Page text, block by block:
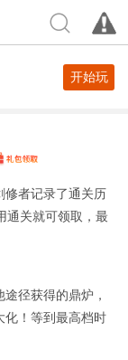
开始玩
修者记录了通关历
通关就可领取，最
径获得的鼎炉，
化！等到最高档时